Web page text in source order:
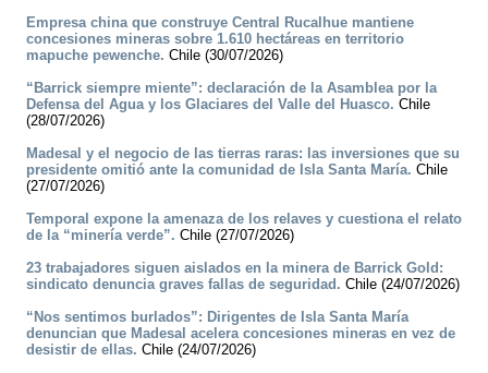
Empresa china que construye Central Rucalhue mantiene
concesiones mineras sobre 1.610 hectáreas en territorio
mapuche pewenche. Chile (30/07/2026)
“Barrick siempre miente”: declaración de la Asamblea por la
Defensa del Agua y los Glaciares del Valle del Huasco. Chile
(28/07/2026)
Madesal y el negocio de las tierras raras: las inversiones que su
presidente omitió ante la comunidad de Isla Santa María. Chile
(27/07/2026)
Temporal expone la amenaza de los relaves y cuestiona el relato
de la “minería verde”. Chile (27/07/2026)
23 trabajadores siguen aislados en la minera de Barrick Gold:
sindicato denuncia graves fallas de seguridad. Chile (24/07/2026)
“Nos sentimos burlados”: Dirigentes de Isla Santa María
denuncian que Madesal acelera concesiones mineras en vez de
desistir de ellas. Chile (24/07/2026)